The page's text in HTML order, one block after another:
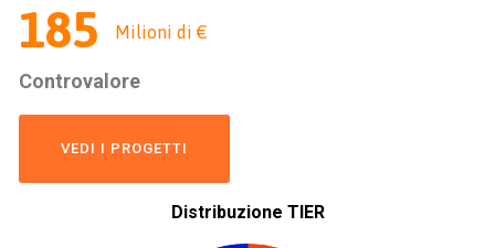
188 Milioni di €
Controvalore
VEDI I PROGETTI
Distribuzione TIER